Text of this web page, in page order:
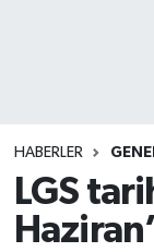
HABERLER
LGS
Son